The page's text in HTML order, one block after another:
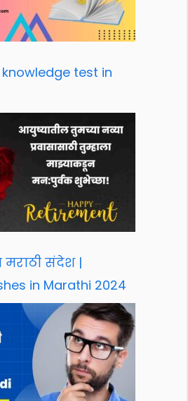
test in
मराठी संदेश |
in Marathi 2024